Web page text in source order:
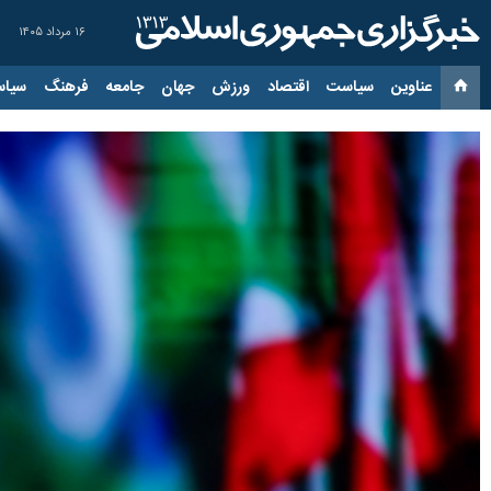
۱۶ مرداد ۱۴۰۵
عناوین‌ سیاست اقتصاد ورزش جهان جامعه فرهنگ